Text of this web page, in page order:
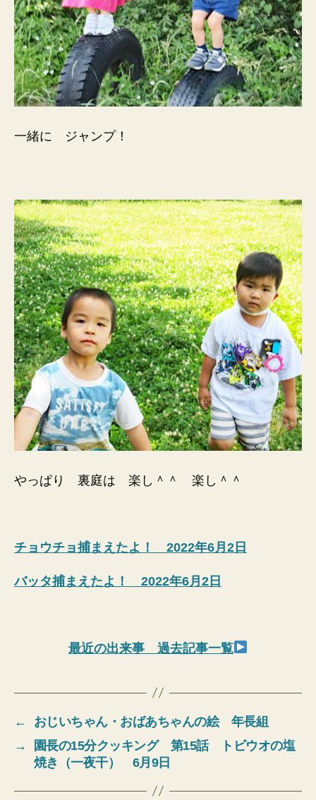
一緒に ジャンプ！
やっぱり 裏庭は 楽し＾＾ 楽し＾＾
チョウチョ捕まえたよ！ 2022年6月2日
バッタ捕まえたよ！ 2022年6月2日
最近の出来事 過去記事一覧
←
おじいちゃん・おばあちゃんの絵 年長組
→
園長の15分クッキング 第15話 トビウオの塩
焼き（一夜干） 6月9日